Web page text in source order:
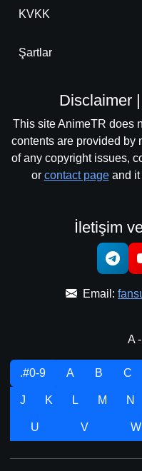
KVKK
Şartlar
Disclaimer
This site AnimeTR does
contents are provided by
of any copyright issues,
or contact pageand it
İletişim
Email:
A
.#0-9 A B C
J K L M N
U V W